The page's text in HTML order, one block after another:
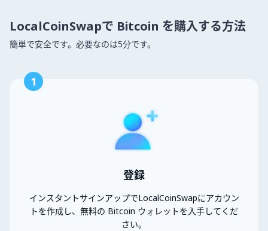
LocalCoinSwapで Bitcoin を購入する方法
簡単で安全です。必要なのは5分です。
1
登録
インスタントサインアップでLocalCoinSwapにアカウン
トを作成し、無料の Bitcoin ウォレットを入手してくだ
さい。